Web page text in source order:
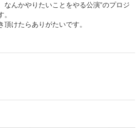
なんかやりたいことをやる公演”のプロジ
頂けたらありがたいです。